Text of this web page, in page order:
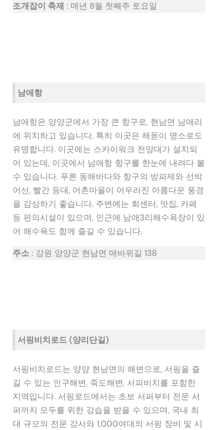
조개잡이 축제 : 매년 8월 첫째주 토요일
남애항
남애항은 양양군에서 가장 큰 항구로, 현남면 남애리
에 위치하고 있습니다. 특히 이곳은 해돋이 명소로도
유명합니다. 이곳에는 스카이워크 전망대가 설치되
어 있는데, 이곳에서 남애항 항구를 한눈에 내려다 볼
수 있습니다. 푸른 동해바다와 항구의 방파제와 선박
어선, 빨간 등대, 어촌마을이 어우러진 아름다운 풍경
을 감상하기 좋습니다. 주변에는 회센터, 맛집, 카페
등 편의시설이 있으며, 인근에 남애3리해수욕장이 있
어 해수욕도 함께 즐길 수 있습니다.
주소 : 강원 양양군 현남면 매바위길 138
서핑비치로드 (양리단길)
서핑비치로드는 양양 현남면의 해변으로, 서핑을 즐
길 수 있는 인구해변, 죽도해변, 서피비치를 포함한
지역입니다. 서핑로드에서는 초보 서퍼부터 전문 서
퍼까지 모두를 위한 강습을 받을 수 있으며, 국내 최
대 규모의 전문 강사와 1,000여대의 서핑 장비 및 시